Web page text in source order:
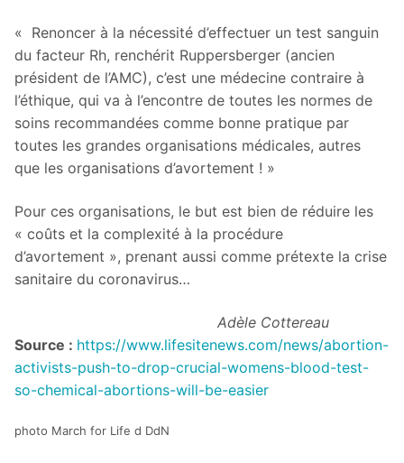
« Renoncer à la nécessité d’effectuer un test sanguin
du facteur Rh, renchérit Ruppersberger (ancien
président de l’AMC), c’est une médecine contraire à
l’éthique, qui va à l’encontre de toutes les normes de
soins recommandées comme bonne pratique par
toutes les grandes organisations médicales, autres
que les organisations d’avortement ! »
Pour ces organisations, le but est bien de réduire les
« coûts et la complexité à la procédure
d’avortement », prenant aussi comme prétexte la crise
sanitaire du coronavirus…
Adèle Cottereau
Source : https://www.lifesitenews.com/news/abortion-
activists-push-to-drop-crucial-womens-blood-test-
so-chemical-abortions-will-be-easier
photo March for Life d DdN